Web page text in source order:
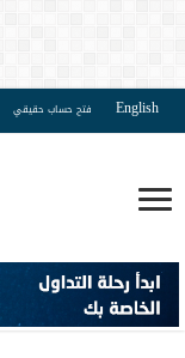
English فتح حساب حقيقي